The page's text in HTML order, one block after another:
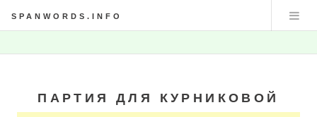
SPANWORDS.INFO
ПАРТИЯ ДЛЯ КУРНИКОВОЙ